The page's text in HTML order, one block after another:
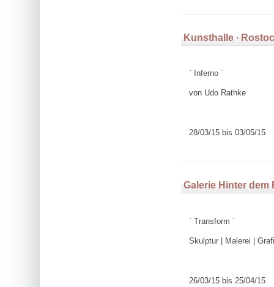
Kunsthalle ∙
` Inferno ´
von Udo Rathke
28/03/15 bis 03/05/15
Galerie Hinter dem
` Transform ´
Skulptur | Malerei |
26/03/15 bis 25/04/15